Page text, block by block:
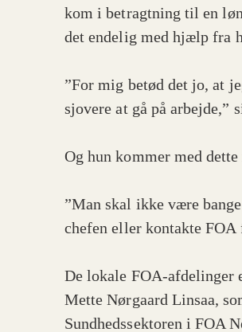
kom i betragtning til en
det endelig med hjælp fra
”For mig betød det jo, at
sjovere at gå på arbejde,”
Og hun kommer med dette
”Man skal ikke være
chefen eller kontakte
De lokale FOA-
Mette Nørgaard Linsaa,
Sundhedssektoren i FOA